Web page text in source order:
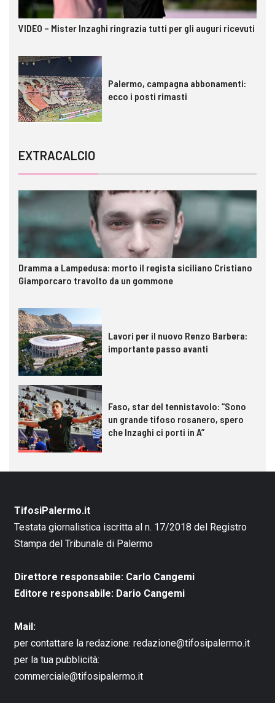
VIDEO – Mister Inzaghi ringrazia tutti per gli auguri ricevuti
Palermo, campagna abbonamenti:
ecco i posti rimasti
EXTRACALCIO
Dramma a Lampedusa: morto il regista siciliano Cristiano
Giamporcaro travolto da un gommone
Lavori per il nuovo Renzo Barbera:
importante passo avanti
Faso, star del tennistavolo: “Sono
un grande tifoso rosanero, spero
che Inzaghi ci porti in A”
TifosiPalermo.it
Testata giornalistica iscritta al n. 17/2018 del Registro
Stampa del Tribunale di Palermo
Direttore responsabile: Carlo Cangemi
Editore responsabile: Dario Cangemi
Mail:
per contattare la redazione: redazione@tifosipalermo.it
per la tua pubblicità:
commerciale@tifosipalermo.it